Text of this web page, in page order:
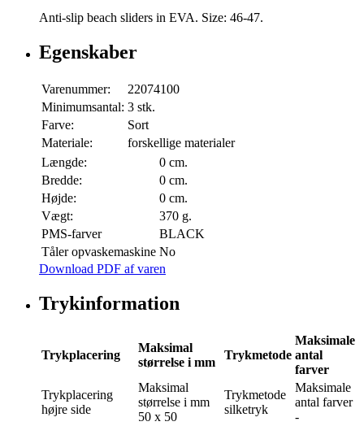
Anti-slip beach sliders in EVA. Size: 46-47.
Egenskaber
Varenummer:
22074100
Minimumsantal: 3 stk.
Farve:
Sort
Materiale:
forskellige materialer
Længde:
0 cm.
Bredde:
0 cm.
Højde:
0 cm.
Vægt:
370 g.
PMS-farver
BLACK
Tåler opvaskemaskine No
Download PDF af varen
Trykinformation
Trykplacering
Maksimal
størrelse i mm
Trykmetode
Maksimale
antal
farver
Trykplacering
højre side
Maksimal
størrelse i mm
50 x 50
Trykmetode
silketryk
Maksimale
antal farver
-